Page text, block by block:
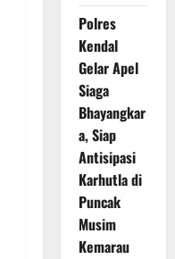
Polres
Kendal
Gelar Apel
Siaga
Bhayangkar
a, Siap
Antisipasi
Karhutla di
Puncak
Musim
Kemarau